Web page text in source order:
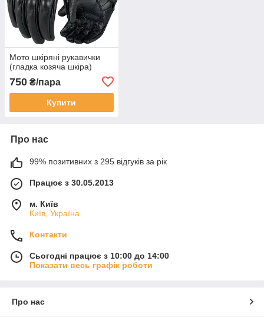
Мото шкіряні рукавички
(гладка козяча шкіра)
750 ₴/пара
Купити
Про нас
99% позитивних з 295 відгуків за рік
Працює з 30.05.2013
м. Київ
Київ, Україна
Контакти
Сьогодні працює з 10:00 до 14:00
Показати весь графік роботи
Про нас